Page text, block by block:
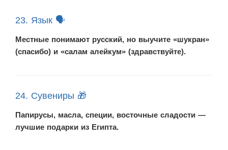
23. Язык 🗣️
Местные понимают русский, но выучите «шукран»
(спасибо) и «салам алейкум» (здравствуйте).
24. Сувениры 🎁
Папирусы, масла, специи, восточные сладости —
лучшие подарки из Египта.